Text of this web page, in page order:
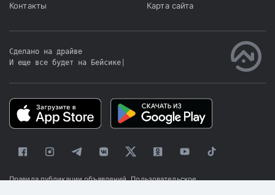
Контакты
Карта сайта
Сделано на драйве
И еще все будет на Бейсике
Правила публикации объявлений Пользовательское